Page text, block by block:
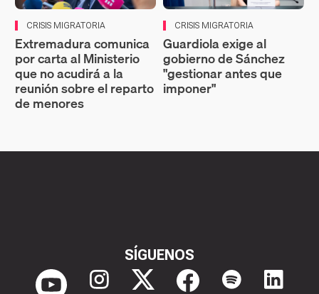
CRISIS MIGRATORIA
Extremadura comunica
por carta al Ministerio
que no acudirá a la
reunión sobre el reparto
de menores
CRISIS MIGRATORIA
Guardiola exige al
gobierno de Sánchez
"gestionar antes que
imponer"
SÍGUENOS